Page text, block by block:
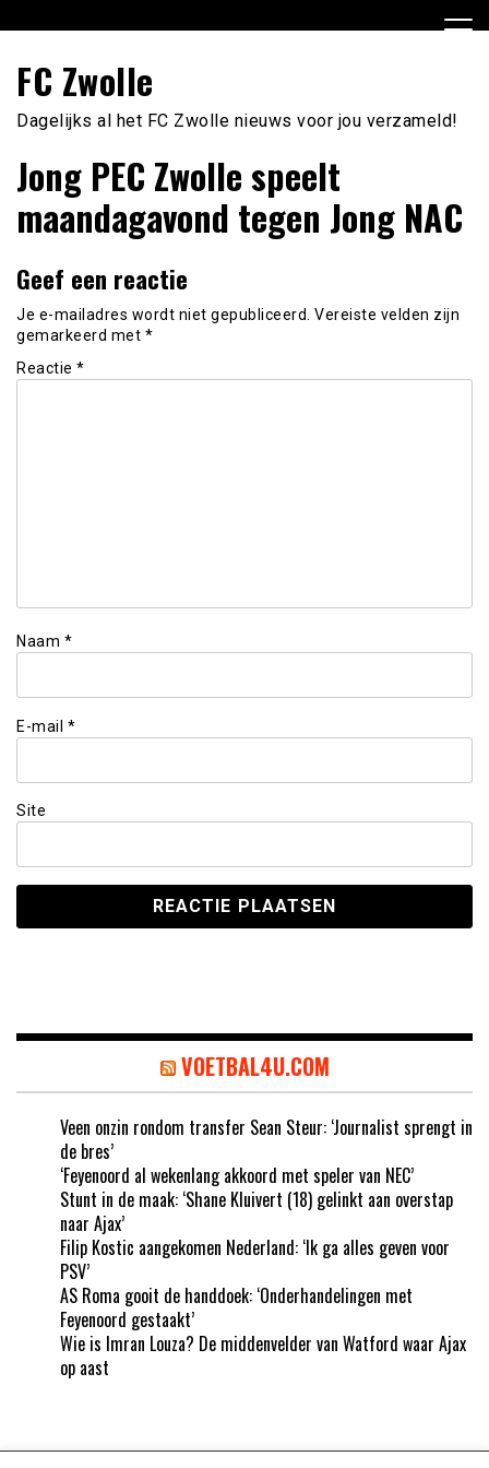
naar
inhoudFC Zwolle
Dagelijks al het FC Zwolle nieuws voor jou verzameld!
Jong PEC Zwolle speelt
maandagavond tegen Jong NAC
Geef een reactie
Je e-mailadres wordt niet gepubliceerd. Vereiste velden zijn
gemarkeerd met *
Reactie *
Naam *
E-mail *
Site
VOETBAL4U.COM
Veen onzin rondom transfer Sean Steur: ‘Journalist sprengt in
de bres’
‘Feyenoord al wekenlang akkoord met speler van NEC’
Stunt in de maak: ‘Shane Kluivert (18) gelinkt aan overstap
naar Ajax’
Filip Kostic aangekomen Nederland: ‘Ik ga alles geven voor
PSV’
AS Roma gooit de handdoek: ‘Onderhandelingen met
Feyenoord gestaakt’
Wie is Imran Louza? De middenvelder van Watford waar Ajax
op aast